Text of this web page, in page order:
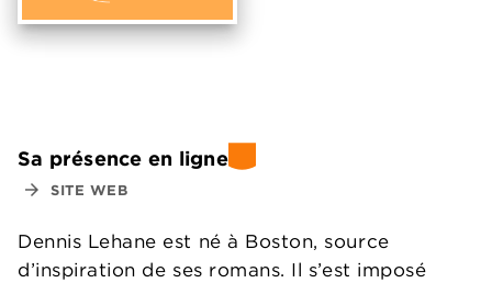
Dennis Lehane est né à Boston, source
d’inspiration de ses romans. Il s’est imposé
Sa présence en ligne
arrow_forward SITE WEB